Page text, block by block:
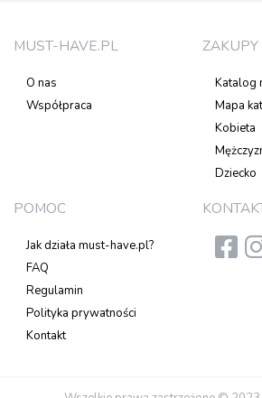
MUST-HAVE.PL
O nas
Współpraca
Katalog
Mapa
Kobieta
Dziecko
POMOC
Jak działa must-have.pl?
FAQ
Regulamin
Polityka prywatności
Kontakt